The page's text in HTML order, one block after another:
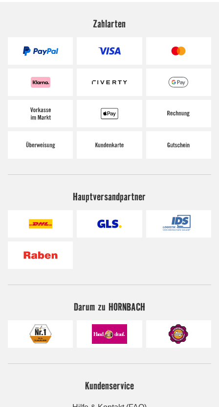
Zahlarten
Hauptversandpartner
Darum zu HORNBACH
Kundenservice